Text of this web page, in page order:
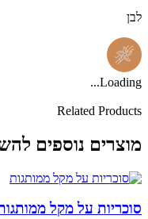
לבן
Loading...
Related Products
מוצרים נוספים
סוכריות על מקל ממותגות